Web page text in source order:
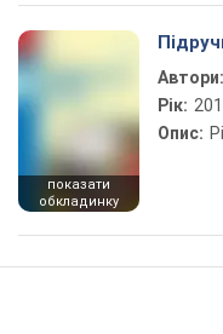
показати
обкладинку
Автори:
Рік:
Опис: